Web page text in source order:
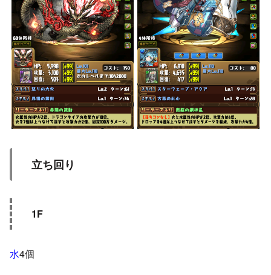
立ち回り
1F
水4個